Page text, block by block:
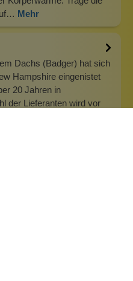
Mehr
Dachs (Badger) hat sich
Hampshire eingenistet
20 Jahren in
der Lieferanten wird vor